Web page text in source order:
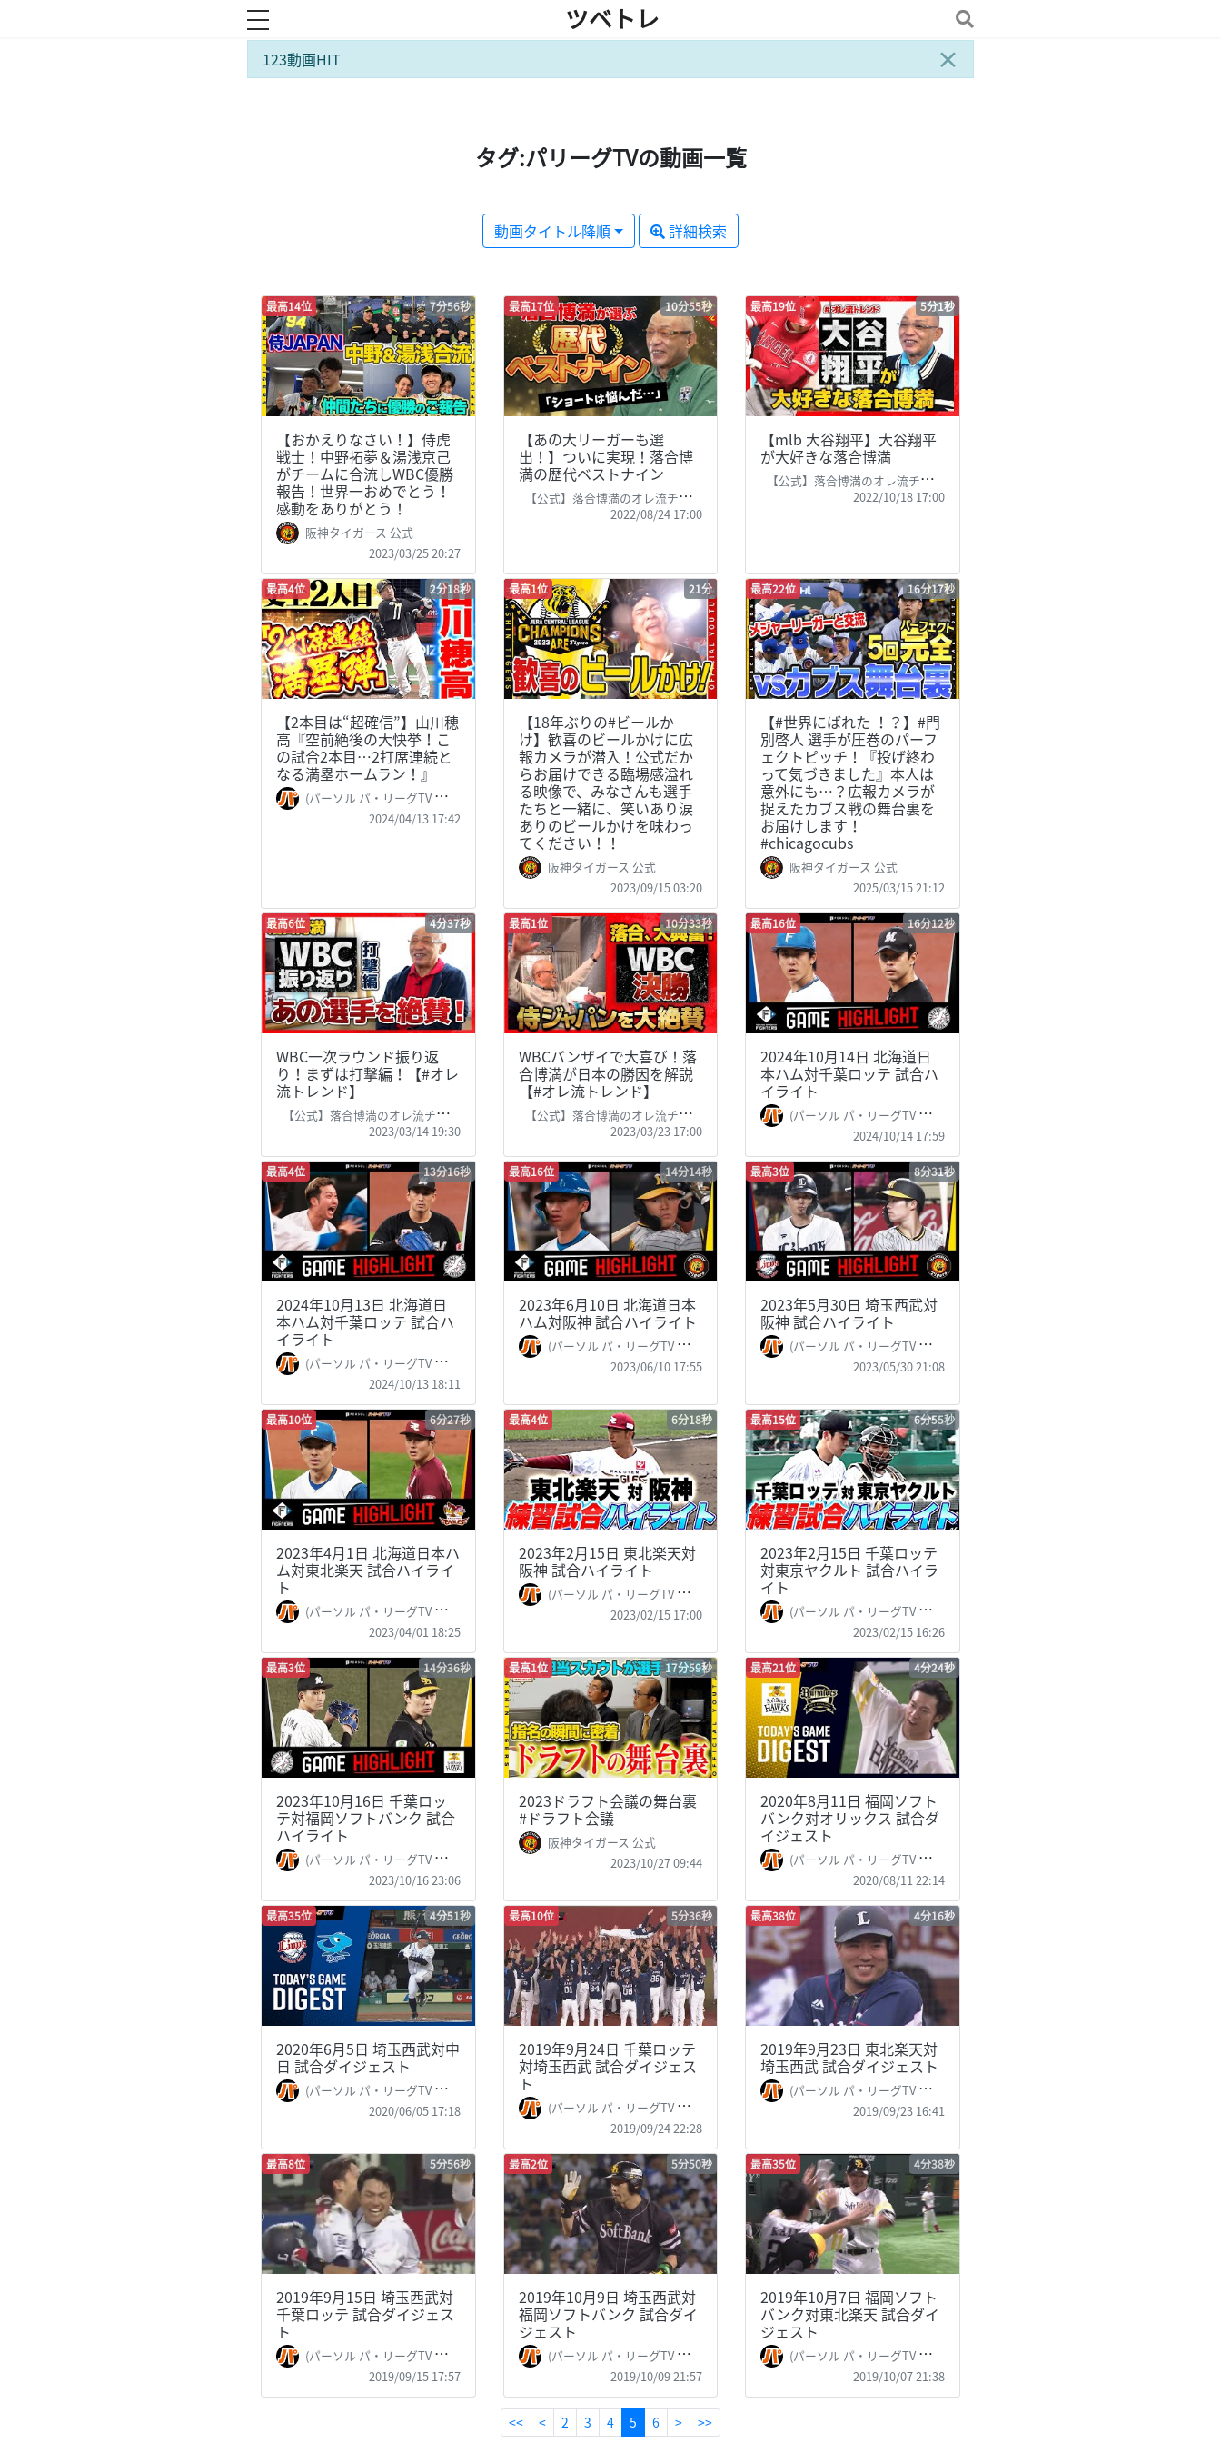
toggle navigation ツベトレ
×
123動画HIT
タグ:パリーグTVの動画一覧
動画タイトル降順 詳細検索
最高14位 7分56秒
【おかえりなさい！】侍虎
戦士！中野拓夢＆湯浅京己
がチームに合流しWBC優勝
報告！世界一おめでとう！
感動をありがとう！
阪神タイガース 公式
2023/03/25 20:27
最高17位 10分55秒
【あの大リーガーも選
出！】ついに実現！落合博
満の歴代ベストナイン
【公式】落合博満のオレ流チャンネル
2022/08/24 17:00
最高19位 5分1秒
【mlb 大谷翔平】大谷翔平
が大好きな落合博満
【公式】落合博満のオレ流チャンネル
2022/10/18 17:00
最高4位 2分18秒
【2本目は“超確信”】山川穂
高『空前絶後の大快挙！こ
の試合2本目…2打席連続と
なる満塁ホームラン！』
(パーソル パ・リーグTV 公式)PacificLeague TV
2024/04/13 17:42
最高1位 21分
【18年ぶりの#ビールか
け】歓喜のビールかけに広
報カメラが潜入！公式だか
らお届けできる臨場感溢れ
る映像で、みなさんも選手
たちと一緒に、笑いあり涙
ありのビールかけを味わっ
てください！！
阪神タイガース 公式
2023/09/15 03:20
最高22位 16分17秒
【#世界にばれた ！？】#門
別啓人 選手が圧巻のパーフ
ェクトピッチ！『投げ終わ
って気づきました』本人は
意外にも…？広報カメラが
捉えたカブス戦の舞台裏を
お届けします！
#chicagocubs
阪神タイガース 公式
2025/03/15 21:12
最高6位 4分37秒
WBC一次ラウンド振り返
り！まずは打撃編！【#オレ
流トレンド】
【公式】落合博満のオレ流チャンネル
2023/03/14 19:30
最高1位 10分33秒
WBCバンザイで大喜び！落
合博満が日本の勝因を解説
【#オレ流トレンド】
【公式】落合博満のオレ流チャンネル
2023/03/23 17:00
最高16位 16分12秒
2024年10月14日 北海道日
本ハム対千葉ロッテ 試合ハ
イライト
(パーソル パ・リーグTV 公式)PacificLeague TV
2024/10/14 17:59
最高4位 13分16秒
2024年10月13日 北海道日
本ハム対千葉ロッテ 試合ハ
イライト
(パーソル パ・リーグTV 公式)PacificLeague TV
2024/10/13 18:11
最高16位 14分14秒
2023年6月10日 北海道日本
ハム対阪神 試合ハイライト
(パーソル パ・リーグTV 公式)PacificLeague TV
2023/06/10 17:55
最高3位 8分31秒
2023年5月30日 埼玉西武対
阪神 試合ハイライト
(パーソル パ・リーグTV 公式)PacificLeague TV
2023/05/30 21:08
最高10位 6分27秒
2023年4月1日 北海道日本ハ
ム対東北楽天 試合ハイライ
ト
(パーソル パ・リーグTV 公式)PacificLeague TV
2023/04/01 18:25
最高4位 6分18秒
2023年2月15日 東北楽天対
阪神 試合ハイライト
(パーソル パ・リーグTV 公式)PacificLeague TV
2023/02/15 17:00
最高15位 6分55秒
2023年2月15日 千葉ロッテ
対東京ヤクルト 試合ハイラ
イト
(パーソル パ・リーグTV 公式)PacificLeague TV
2023/02/15 16:26
最高3位 14分36秒
2023年10月16日 千葉ロッ
テ対福岡ソフトバンク 試合
ハイライト
(パーソル パ・リーグTV 公式)PacificLeague TV
2023/10/16 23:06
最高1位 17分59秒
2023ドラフト会議の舞台裏
#ドラフト会議
阪神タイガース 公式
2023/10/27 09:44
最高21位 4分24秒
2020年8月11日 福岡ソフト
バンク対オリックス 試合ダ
イジェスト
(パーソル パ・リーグTV 公式)PacificLeague TV
2020/08/11 22:14
最高35位 4分51秒
2020年6月5日 埼玉西武対中
日 試合ダイジェスト
(パーソル パ・リーグTV 公式)PacificLeague TV
2020/06/05 17:18
最高10位 5分36秒
2019年9月24日 千葉ロッテ
対埼玉西武 試合ダイジェス
ト
(パーソル パ・リーグTV 公式)PacificLeague TV
2019/09/24 22:28
最高38位 4分16秒
2019年9月23日 東北楽天対
埼玉西武 試合ダイジェスト
(パーソル パ・リーグTV 公式)PacificLeague TV
2019/09/23 16:41
最高8位 5分56秒
2019年9月15日 埼玉西武対
千葉ロッテ 試合ダイジェス
ト
(パーソル パ・リーグTV 公式)PacificLeague TV
2019/09/15 17:57
最高2位 5分50秒
2019年10月9日 埼玉西武対
福岡ソフトバンク 試合ダイ
ジェスト
(パーソル パ・リーグTV 公式)PacificLeague TV
2019/10/09 21:57
最高35位 4分38秒
2019年10月7日 福岡ソフト
バンク対東北楽天 試合ダイ
ジェスト
(パーソル パ・リーグTV 公式)PacificLeague TV
2019/10/07 21:38
<< < 2 3 4 5 (current)
6 > >>